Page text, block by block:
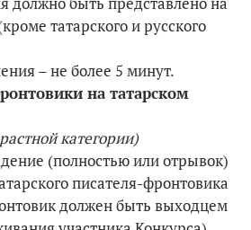
татарского и русского
– не более 5 минут.
на татарском
категории)
(полностью или отрывок)
писателя-фронтовика
должен быть выходцем